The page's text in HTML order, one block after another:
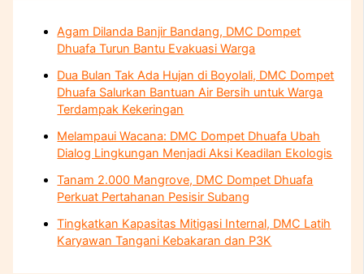
Agam Dilanda Banjir Bandang, DMC Dompet
Dhuafa Turun Bantu Evakuasi Warga
Dua Bulan Tak Ada Hujan di Boyolali, DMC Dompet
Dhuafa Salurkan Bantuan Air Bersih untuk Warga
Terdampak Kekeringan
Melampaui Wacana: DMC Dompet Dhuafa Ubah
Dialog Lingkungan Menjadi Aksi Keadilan Ekologis
Tanam 2.000 Mangrove, DMC Dompet Dhuafa
Perkuat Pertahanan Pesisir Subang
Tingkatkan Kapasitas Mitigasi Internal, DMC Latih
Karyawan Tangani Kebakaran dan P3K